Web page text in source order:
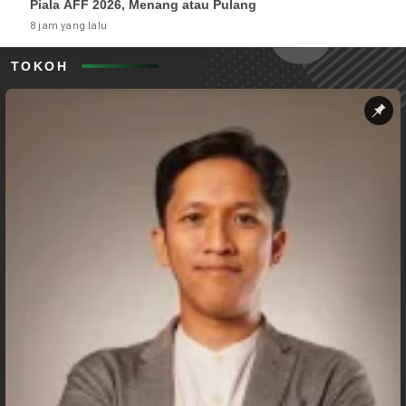
Piala AFF 2026, Menang atau Pulang
8 jam yang lalu
TOKOH